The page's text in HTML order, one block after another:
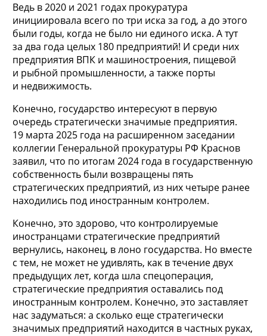
Ведь в 2020 и 2021 годах прокуратура
инициировала всего по три иска за год, а до этого
были годы, когда не было ни единого иска. А тут
за два года целых 180 предприятий! И среди них
предприятия ВПК и машиностроения, пищевой
и рыбной промышленности, а также порты
и недвижимость.
Конечно, государство интересуют в первую
очередь стратегически значимые предприятия.
19 марта 2025 года на расширенном заседании
коллегии Генеральной прокуратуры РФ Краснов
заявил, что по итогам 2024 года в государственную
собственность были возвращены пять
стратегических предприятий, из них четыре ранее
находились под иностранным контролем.
Конечно, это здорово, что контролируемые
иностранцами стратегические предприятий
вернулись, наконец, в лоно государства. Но вместе
с тем, не может не удивлять, как в течение двух
предыдущих лет, когда шла спецоперация,
стратегические предприятия оставались под
иностранным контролем. Конечно, это заставляет
нас задуматься: а сколько еще стратегически
значимых предприятий находится в частных руках,